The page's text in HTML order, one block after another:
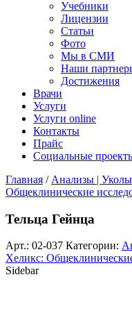
Учебники
Лицензии
Статьи
Фото
Мы в СМИ
Наши
Достижения
Врачи
Услуги
Услуги online
Контакты
Прайс
Социальные
Главная / Анализы |
Общеклинические
Тельца Гейнца
Арт.: 02-037 Категории:
Хеликс:
Sidebar